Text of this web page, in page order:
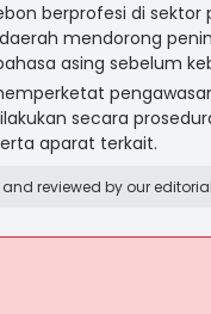
berprofesi di sektor
mendorong
asing sebelum
secara
aparat terkait.
reviewed by our